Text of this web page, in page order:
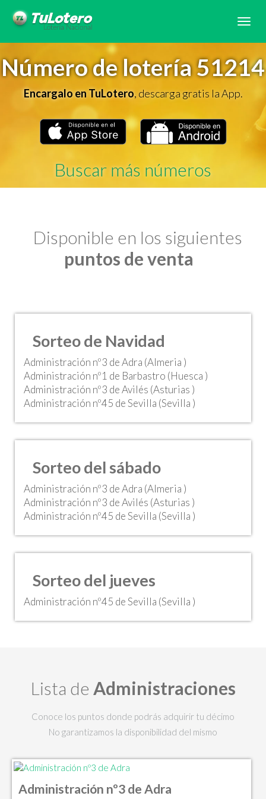
Número de lotería 51214
Encargalo en TuLotero, descarga gratis la App.
Buscar más números
Disponible en los siguientes
puntos de venta
Sorteo de Navidad
Administración nº3 de Adra (Almeria )
Administración nº1 de Barbastro (Huesca )
Administración nº3 de Avilés (Asturias )
Administración nº45 de Sevilla (Sevilla )
Sorteo del sábado
Administración nº3 de Adra (Almeria )
Administración nº3 de Avilés (Asturias )
Administración nº45 de Sevilla (Sevilla )
Sorteo del jueves
Administración nº45 de Sevilla (Sevilla )
Lista de Administraciones
Conoce los puntos donde podrás adquirir tu décimo
No garantizamos la disponibilidad del mismo
Administración nº3 de Adra